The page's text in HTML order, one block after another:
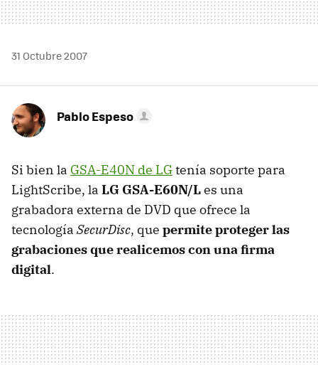
31 Octubre 2007
Pablo Espeso
Si bien la GSA-E40N de LGtenía soporte para
LightScribe, la LG GSA-E60N/Les una
grabadora externa de DVD que ofrece la
tecnología SecurDisc, que permite proteger las
grabaciones que realicemos con una firma
digital.